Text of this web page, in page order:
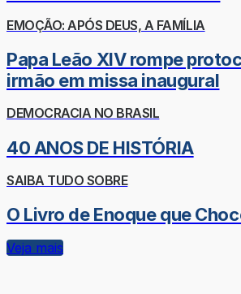
EMOÇÃO: APÓS DEUS, A FAMÍLIA
Papa Leão XIV rompe
irmão em missa inaugural
DEMOCRACIA NO BRASIL
40 ANOS DE HISTÓRIA
SAIBA TUDO SOBRE
O Livro de Enoque que
Veja mais